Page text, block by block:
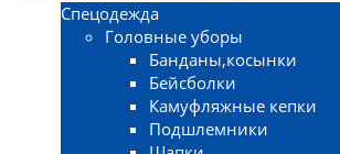
Спецодежда
Головные уборы
Банданы,косынки
Бейсболки
Камуфляжные кепки
Подшлемники